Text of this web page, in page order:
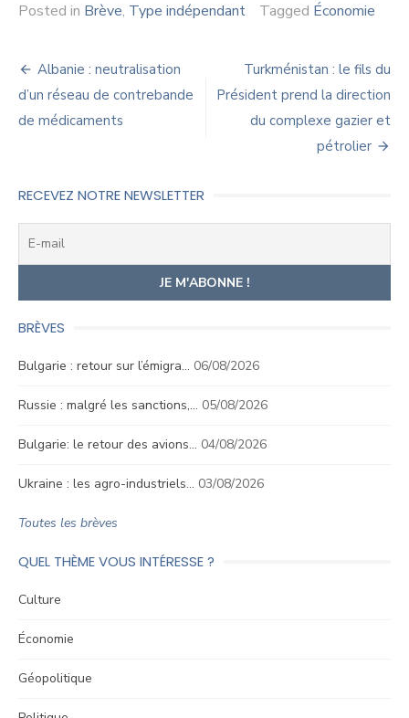
Posted in Brève, Type indépendant Tagged Économie
Navigation
de
l’article
Albanie : neutralisation
d’un réseau de contrebande
de médicaments
Turkménistan : le fils du
Président prend la direction
du complexe gazier et
pétrolier
RECEVEZ NOTRE NEWSLETTER
BRÈVES
Bulgarie : retour sur l’émigra… 06/08/2026
Russie : malgré les sanctions,… 05/08/2026
Bulgarie: le retour des avions… 04/08/2026
Ukraine : les agro-industriels… 03/08/2026
Toutes les brèves
QUEL THÈME VOUS INTÉRESSE ?
Culture
Économie
Géopolitique